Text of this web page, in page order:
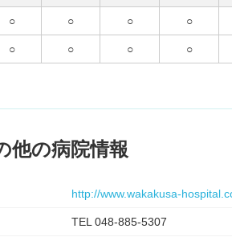
○ ○ ○ ○
○ ○ ○ ○
他の病院情報
http://www.wakakusa-
TEL 048-885-5307